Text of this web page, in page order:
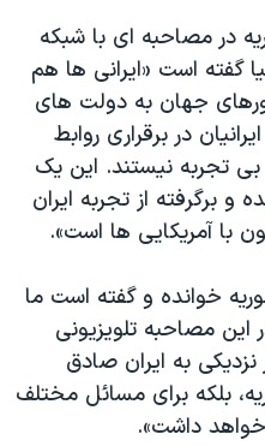
ایران
در مصاحبه ای با شبکه
رای نیوز ۲۴» ایتالیا گفته است «ایرانی ها هم
جهان به دولت های
در برقراری روابط
تجربه نیستند. این یک
از تجربه ایران
خوانده و گفته است ما
این مصاحبه تلویزیونی
به ایران صادق
بلکه برای مسائل مختلف
داشت».